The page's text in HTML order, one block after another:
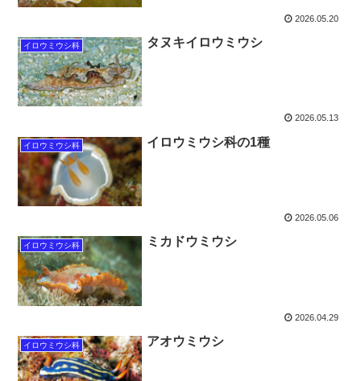
2026.05.20
イロウミウシ科 タヌキイロウミウシ
2026.05.13
イロウミウシ科 イロウミウシ科の1種
2026.05.06
イロウミウシ科 ミカドウミウシ
2026.04.29
イロウミウシ科 アオウミウシ